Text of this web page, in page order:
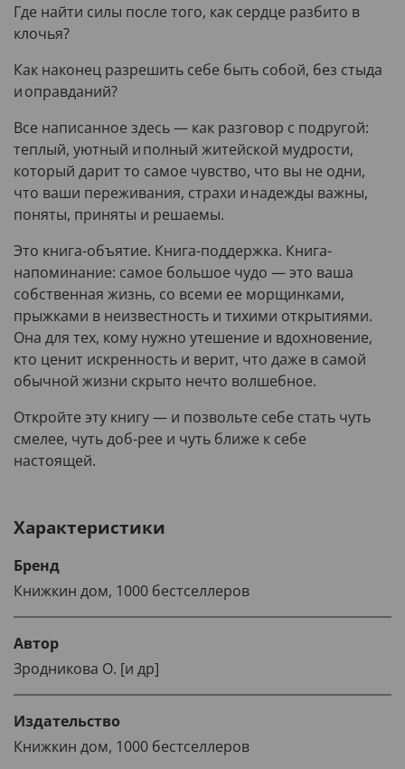
Где найти силы после того, как сердце разбито в
клочья?
Как наконец разрешить себе быть собой, без стыда
и оправданий?
Все написанное здесь — как разговор с подругой:
теплый, уютный и полный житейской мудрости,
который дарит то самое чувство, что вы не одни,
что ваши переживания, страхи и надежды важны,
поняты, приняты и решаемы.
Это книга-объятие. Книга-поддержка. Книга-
напоминание: самое большое чудо — это ваша
собственная жизнь, со всеми ее морщинками,
прыжками в неизвестность и тихими открытиями.
Она для тех, кому нужно утешение и вдохновение,
кто ценит искренность и верит, что даже в самой
обычной жизни скрыто нечто волшебное.
Откройте эту книгу — и позвольте себе стать чуть
смелее, чуть доб-рее и чуть ближе к себе
настоящей.
Характеристики
Бренд
Книжкин дом, 1000 бестселлеров
Автор
Зродникова О. [и др]
Издательство
Книжкин дом, 1000 бестселлеров